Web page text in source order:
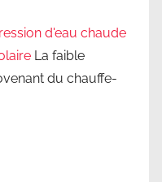
d'eau chaude
La faible
du chauffe-